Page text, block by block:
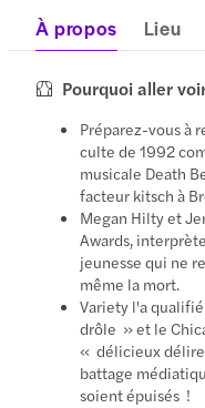
À propos Lieu
Pourquoi aller
Préparez-vous à
culte de 1992
musicale Death
facteur kitsch à
Megan Hilty et
Awards,
jeunesse qui ne
même la mort.
Variety l'a
drôle » et le
« délicieux délire
battage
soient épuisés !